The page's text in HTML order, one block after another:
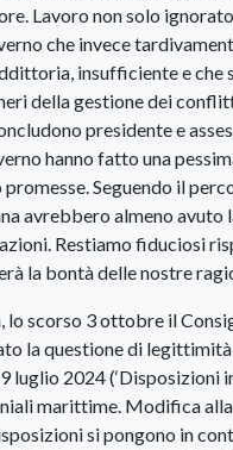
Lavoro non solo
che invece
insufficiente e che
della gestione dei
presidente e
hanno fatto una
Seguendo il
avrebbero almeno avuto
Restiamo fiduciosi
la bontà delle nostre
lo scorso 3 ottobre il
la questione di
luglio 2024 (‘Disposizioni
marittime. Modifica alla
si pongono in